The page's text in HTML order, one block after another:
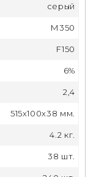
серый
М350
F150
6%
2,4
515x100x38 мм.
4.2 кг.
38 шт.